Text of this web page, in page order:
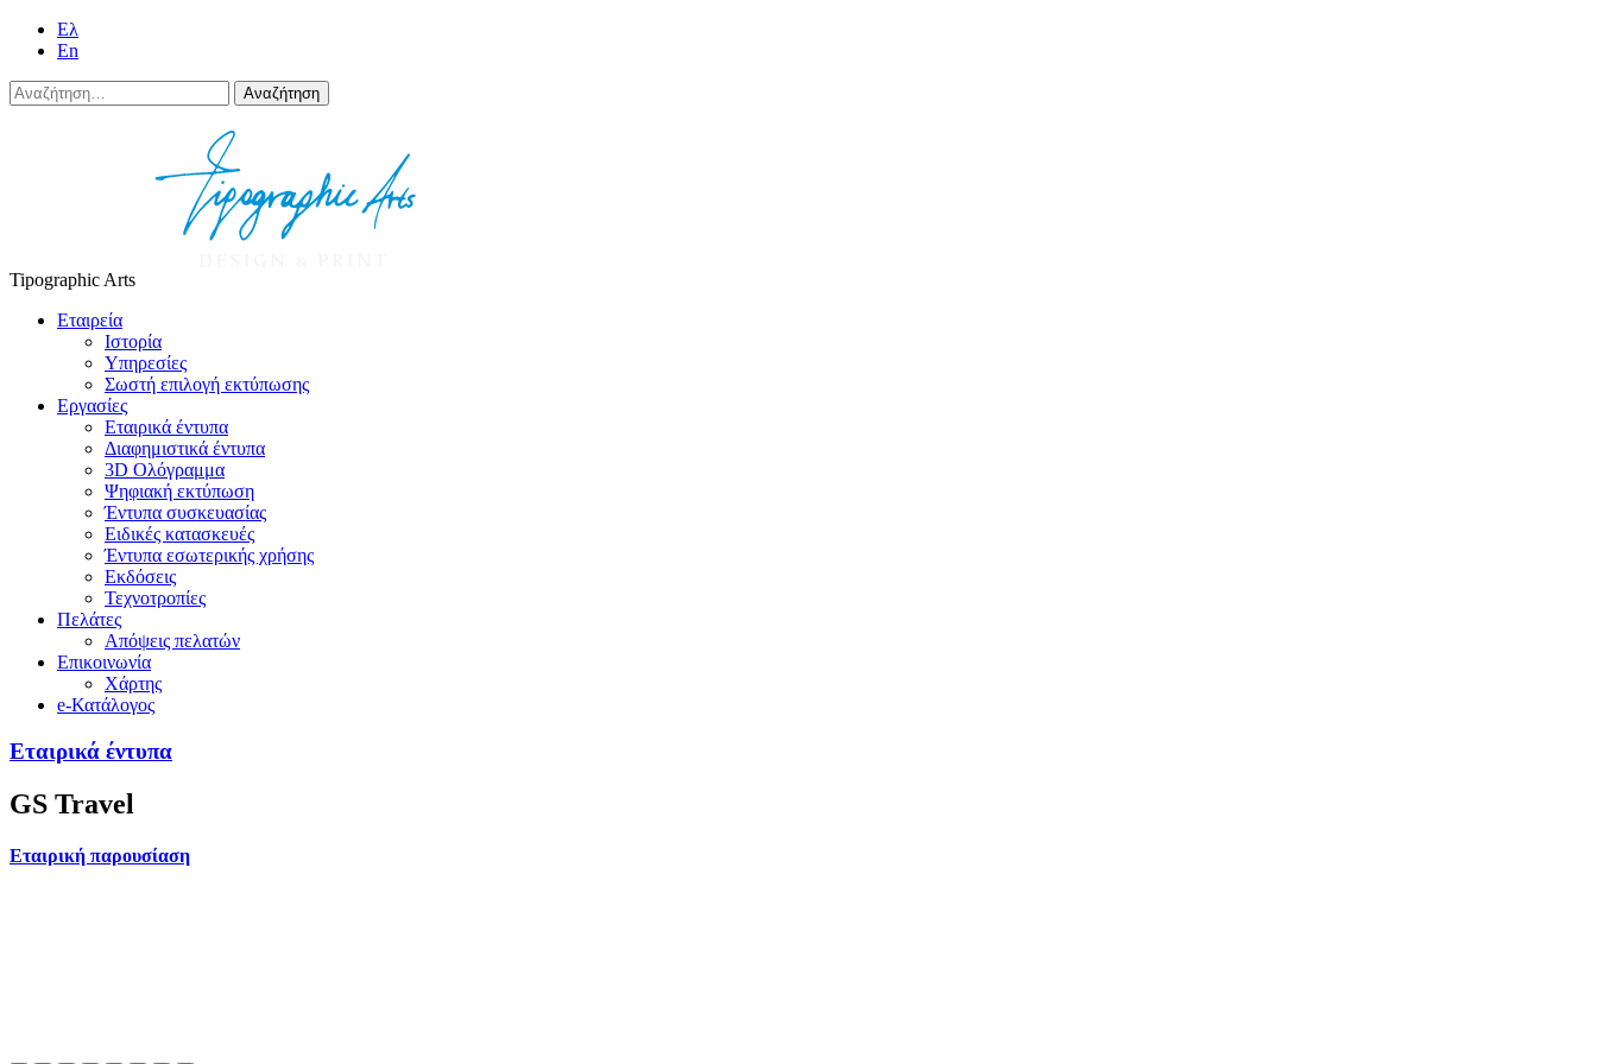
Eλ
En
Αναζήτηση
για:
Tipographic Arts
Εταιρεία
Ιστορία
Υπηρεσίες
Σωστή επιλογή εκτύπωσης
Εργασίες
Εταιρικά έντυπα
Διαφημιστικά έντυπα
3D Ολόγραμμα
Ψηφιακή εκτύπωση
Έντυπα συσκευασίας
Ειδικές κατασκευές
Έντυπα εσωτερικής χρήσης
Εκδόσεις
Τεχνοτροπίες
Πελάτες
Απόψεις πελατών
Επικοινωνία
Χάρτης
e-Κατάλογος
Εταιρικά έντυπα
GS Travel
Εταιρική παρουσίαση